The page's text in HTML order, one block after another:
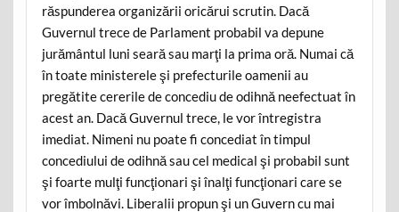
răspunderea organizării oricărui scrutin. Dacă
Guvernul trece de Parlament probabil va depune
jurământul luni seară sau marţi la prima oră. Numai că
în toate ministerele şi prefecturile oamenii au
pregătite cererile de concediu de odihnă neefectuat în
acest an. Dacă Guvernul trece, le vor întregistra
imediat. Nimeni nu poate fi concediat în timpul
concediului de odihnă sau cel medical şi probabil sunt
şi foarte mulţi funcţionari şi înalţi funcţionari care se
vor îmbolnăvi. Liberalii propun şi un Guvern cu mai